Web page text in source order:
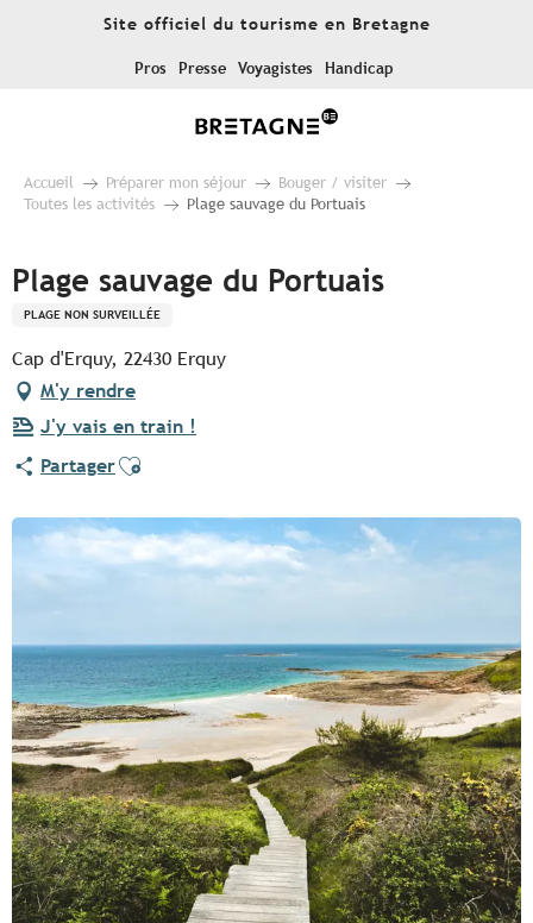
Site officiel du tourisme en Bretagne
Pros Presse Voyagistes Handicap
Accueil Préparer mon séjour
Bouger / visiter
Toutes les activités
Plage sauvage du Portuais
Plage sauvage du Portuais
PLAGE NON SURVEILLÉE
Cap d'Erquy, 22430 Erquy
M'y rendre
J'y vais en train !
PartagerAjouter aux favoris